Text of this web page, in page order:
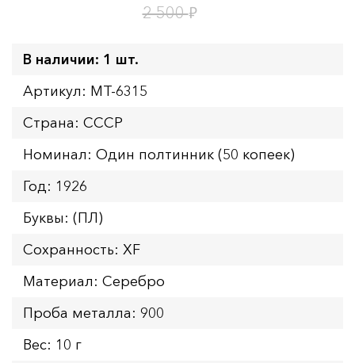
2 500₽
В наличии: 1 шт.
Артикул: MT-6315
Страна: СССР
Номинал: Один полтинник (50 копеек)
Год: 1926
Буквы: (ПЛ)
Сохранность: XF
Материал: Серебро
Проба металла: 900
Вес: 10 г